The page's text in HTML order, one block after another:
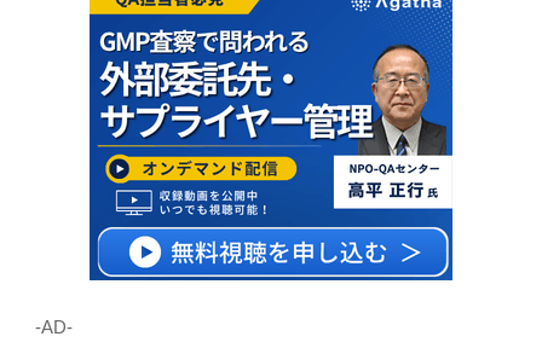
‐AD‐